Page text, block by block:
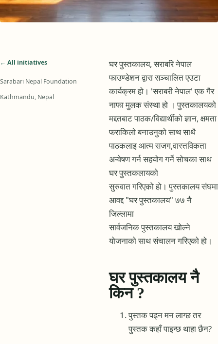
← All initiatives
Sarabari Nepal Foundation
Kathmandu, Nepal
घर पुस्तकालय, सराबरि नेपाल
फाउण्डेशन द्वारा सञ्चालित एउटा
कार्यक्रम हो। 'सराबरी नेपाल' एक गैर
नाफा मुलक संस्था हो । पुस्तकालयको
मद्दतबाट पाठक/विद्यार्थीको ज्ञान, क्षमता
फराकिलो बनाउनुको साथ साथै
पाठकलाइ आत्म सजग,वास्तविकता
अन्वेषण गर्न सहयोग गर्ने सोचका साथ
घर पुस्तकलायको
सुरुवात गरिएको हो। पुस्तकालय संघमा
आवद्द "घर पुस्तकालय" ७७ नै
जिल्लामा
सार्वजनिक पुस्तकालय खोल्ने
योजनाको साथ संचालन गरिएको हो।
घर पुस्तकालय नै
किन ?
पुस्तक पढ्न मन लाग्छ तर
पुस्तक कहाँ पाइन्छ थाहा छैन?